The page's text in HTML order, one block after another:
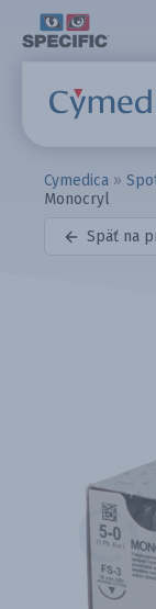
Cymedica »
Monocryl
Späť na